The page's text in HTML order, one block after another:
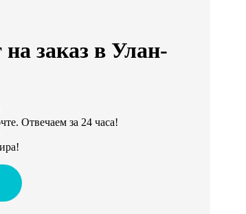
заказ в Улан-
Отвечаем за 24 часа!